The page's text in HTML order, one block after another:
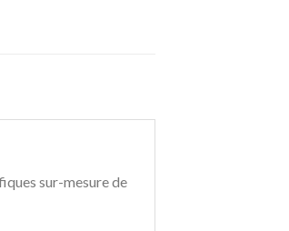
sur-mesurede